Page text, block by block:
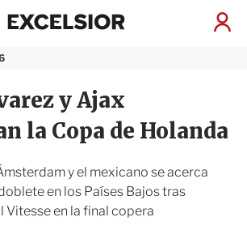
I
S
x
i
r
y Ajax
la Copa de Holanda
y el mexicano se acerca
en los Países Bajos tras
Vitesse en la final copera